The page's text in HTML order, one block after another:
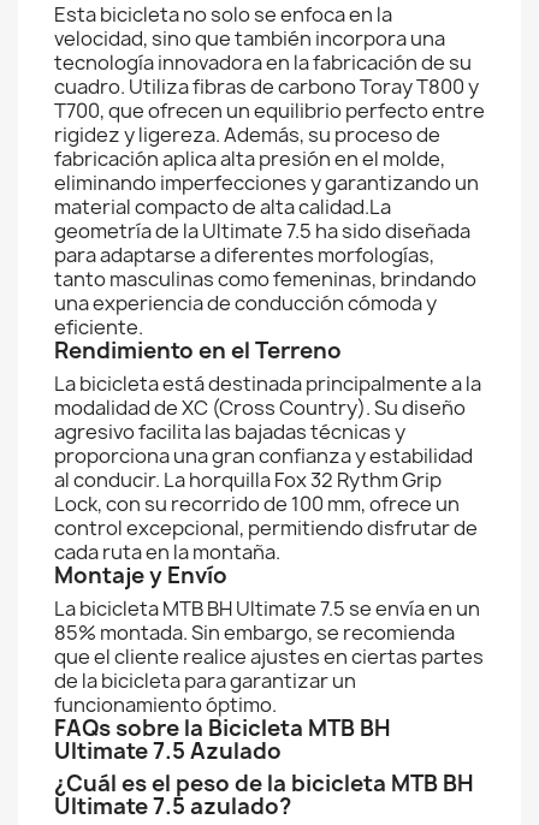
Esta bicicleta no solo se enfoca en la
velocidad, sino que también incorpora una
tecnología innovadora en la fabricación de su
cuadro. Utiliza fibras de carbono Toray T800 y
T700, que ofrecen un equilibrio perfecto entre
rigidez y ligereza. Además, su proceso de
fabricación aplica alta presión en el molde,
eliminando imperfecciones y garantizando un
material compacto de alta calidad.La
geometría de la Ultimate 7.5 ha sido diseñada
para adaptarse a diferentes morfologías,
tanto masculinas como femeninas, brindando
una experiencia de conducción cómoda y
eficiente.
Rendimiento en el Terreno
La bicicleta está destinada principalmente a la
modalidad de XC (Cross Country). Su diseño
agresivo facilita las bajadas técnicas y
proporciona una gran confianza y estabilidad
al conducir. La horquilla Fox 32 Rythm Grip
Lock, con su recorrido de 100 mm, ofrece un
control excepcional, permitiendo disfrutar de
cada ruta en la montaña.
Montaje y Envío
La bicicleta MTB BH Ultimate 7.5 se envía en un
85% montada. Sin embargo, se recomienda
que el cliente realice ajustes en ciertas partes
de la bicicleta para garantizar un
funcionamiento óptimo.
FAQs sobre la Bicicleta MTB BH
Ultimate 7.5 Azulado
¿Cuál es el peso de la bicicleta MTB BH
Ultimate 7.5 azulado?